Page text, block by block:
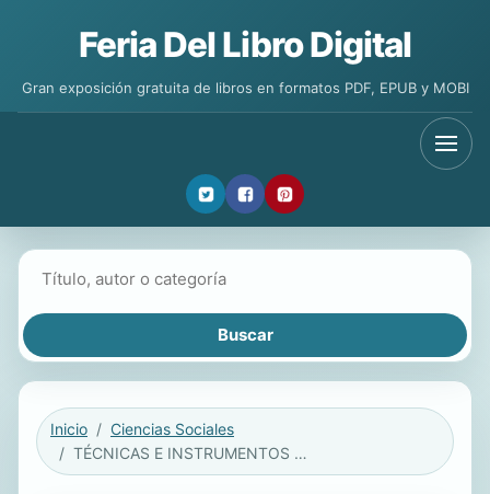
Feria Del Libro Digital
Gran exposición gratuita de libros en formatos PDF, EPUB y MOBI
Inicio
Ciencias Sociales
TÉCNICAS E INSTRUMENTOS PARA LA RECOGIDA DE INFORMACIÓN